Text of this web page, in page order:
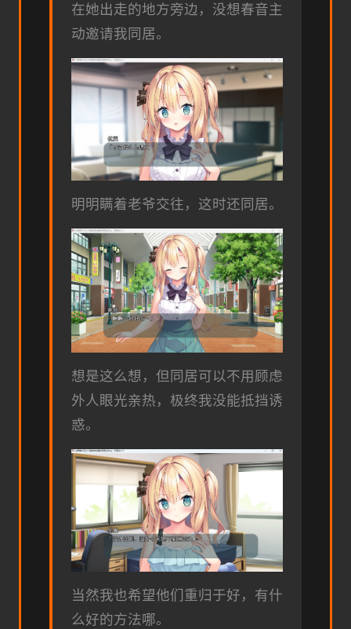
在她出走的地方旁边，没想春音主
动邀请我同居。
明明瞒着老爷交往，这时还同居。
想是这么想，但同居可以不用顾虑
外人眼光亲热，极终我没能抵挡诱
惑。
当然我也希望他们重归于好，有什
么好的方法哪。